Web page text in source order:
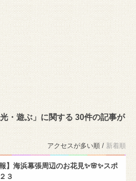
・遊ぶ」に関する 30件の記事が
アクセスが多い順 / 新着順
報】海浜幕張周辺のお花見✨🌸✨スポ
３